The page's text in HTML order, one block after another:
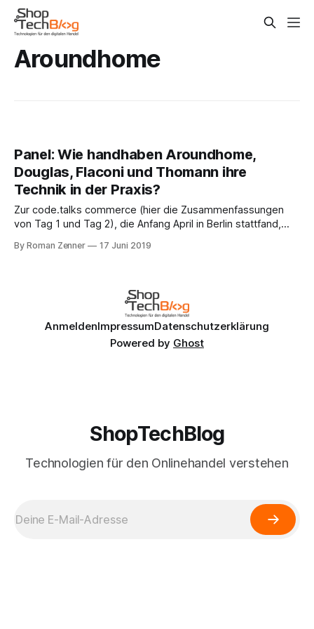
Aroundhome
Panel: Wie handhaben Aroundhome,
Douglas, Flaconi und Thomann ihre
Technik in der Praxis?
Zur code.talks commerce (hier die Zusammenfassungen
von Tag 1 und Tag 2), die Anfang April in Berlin stattfand,
zusammenbekommen und mit ihnen über Themen wie
By Roman Zenner 17 Juni 2019
AnmeldenImpressumDatenschutzerklärung
Powered by Ghost
ShopTechBlog
Technologien für den Onlinehandel verstehen